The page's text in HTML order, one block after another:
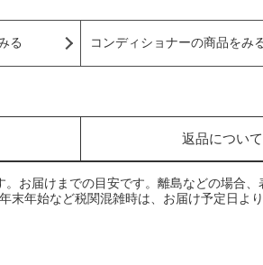
る コンディショナーの商品をみ
返品について
お届けまでの目安です。離島などの場合、
末年始など税関混雑時は、お届け予定日よ